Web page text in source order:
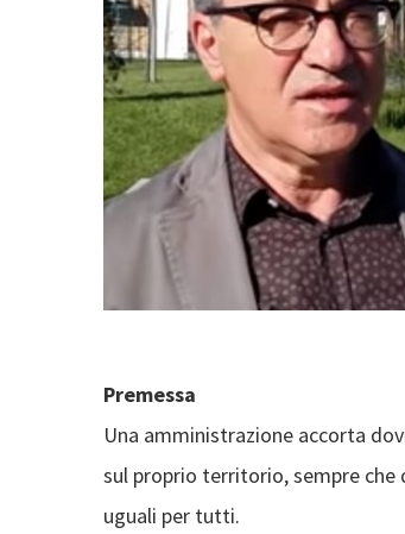
Premessa
Una amministrazione accorta
sul proprio territorio, sempre che
uguali per tutti.